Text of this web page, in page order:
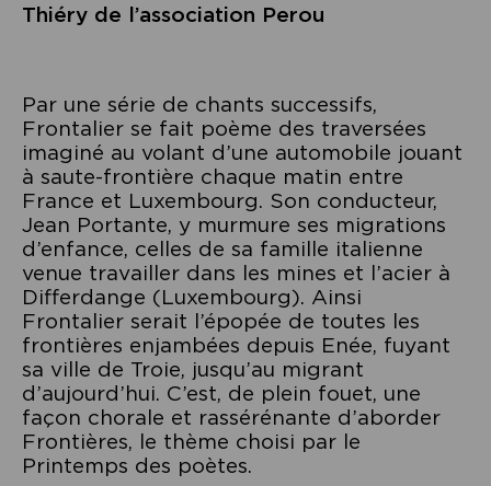
Thiéry de l’association Perou
Par une série de chants successifs,
Frontalier se fait poème des traversées
imaginé au volant d’une automobile jouant
à saute-frontière chaque matin entre
France et Luxembourg. Son conducteur,
Jean Portante, y murmure ses migrations
d’enfance, celles de sa famille italienne
venue travailler dans les mines et l’acier à
Differdange (Luxembourg). Ainsi
Frontalier serait l’épopée de toutes les
frontières enjambées depuis Enée, fuyant
sa ville de Troie, jusqu’au migrant
d’aujourd’hui. C’est, de plein fouet, une
façon chorale et rassérénante d’aborder
Frontières, le thème choisi par le
Printemps des poètes.